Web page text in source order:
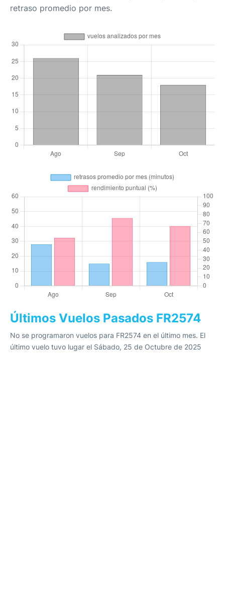
retraso promedio por mes.
Últimos Vuelos Pasados FR2574
No se programaron vuelos para FR2574 en el último mes. El
último vuelo tuvo lugar el Sábado, 25 de Octubre de 2025